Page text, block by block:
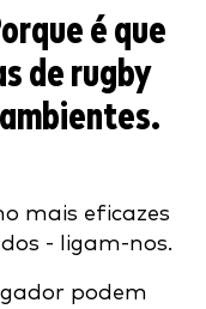
é que
de rugby
mais eficazes
- ligam-nos.
podem